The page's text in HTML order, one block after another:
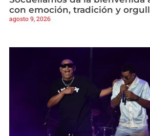
con emoción, tradición y
agosto 9, 2026